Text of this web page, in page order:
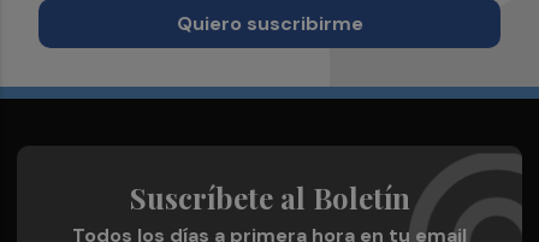
Quiero suscribirme
Suscríbete al Boletín
Todos los días a primera hora en tu email